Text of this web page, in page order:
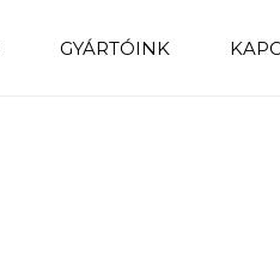
GYÁRTÓINK